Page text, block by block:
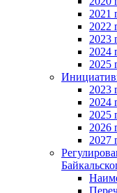
2021
2022
2023
2024
2025
2023
2024
2025
2026
2027